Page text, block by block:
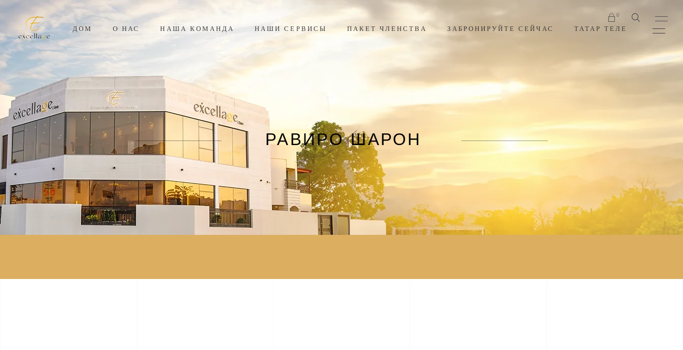
ДОМ О НАС НАША КОМАНДА НАШИ СЕРВИСЫ ПАКЕТ ЧЛЕНСТВА ЗАБРОНИРУЙТЕ СЕЙЧАС ТАТАР ТЕЛЕ
0
РАВИРО ШАРОН